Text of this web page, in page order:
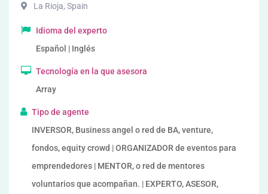
La Rioja, Spain
Idioma del experto
Español | Inglés
Tecnología en la que asesora
Array
Tipo de agente
INVERSOR, Business angel o red de BA, venture,
fondos, equity crowd | ORGANIZADOR de eventos para
emprendedores | MENTOR, o red de mentores
voluntarios que acompañan. | EXPERTO, ASESOR,